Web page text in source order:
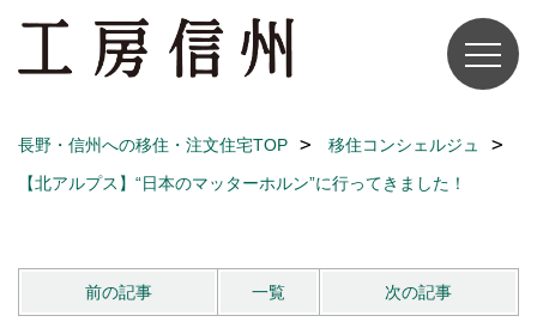
長野・信州への移住・注文住宅TOP
移住コンシェルジュ
【北アルプス】“日本のマッターホルン”に行ってきました！
前の記事 一覧 次の記事